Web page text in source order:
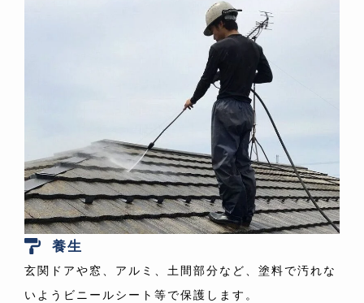
養生
玄関ドアや窓、アルミ、土間部分など、塗料で汚れな
いようビニールシート等で保護します。